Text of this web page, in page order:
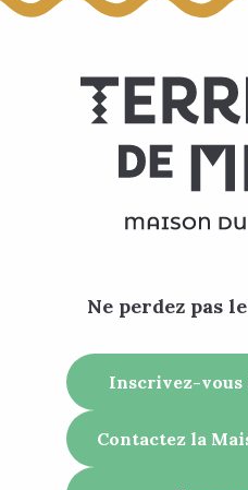
Ne perdez pas
Inscrivez-vous
Contactez la